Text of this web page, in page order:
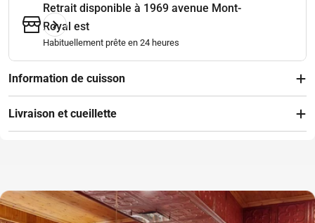
Retrait disponible à 1969 avenue Mont-
Royal est
Habituellement prête en 24 heures
Information de cuisson
Livraison et cueillette